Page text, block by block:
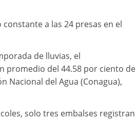
a las 24 presas en el
de lluvias, el
promedio del 44.58 por ciento de
Nacional del Agua (Conagua),
solo tres embalses registran